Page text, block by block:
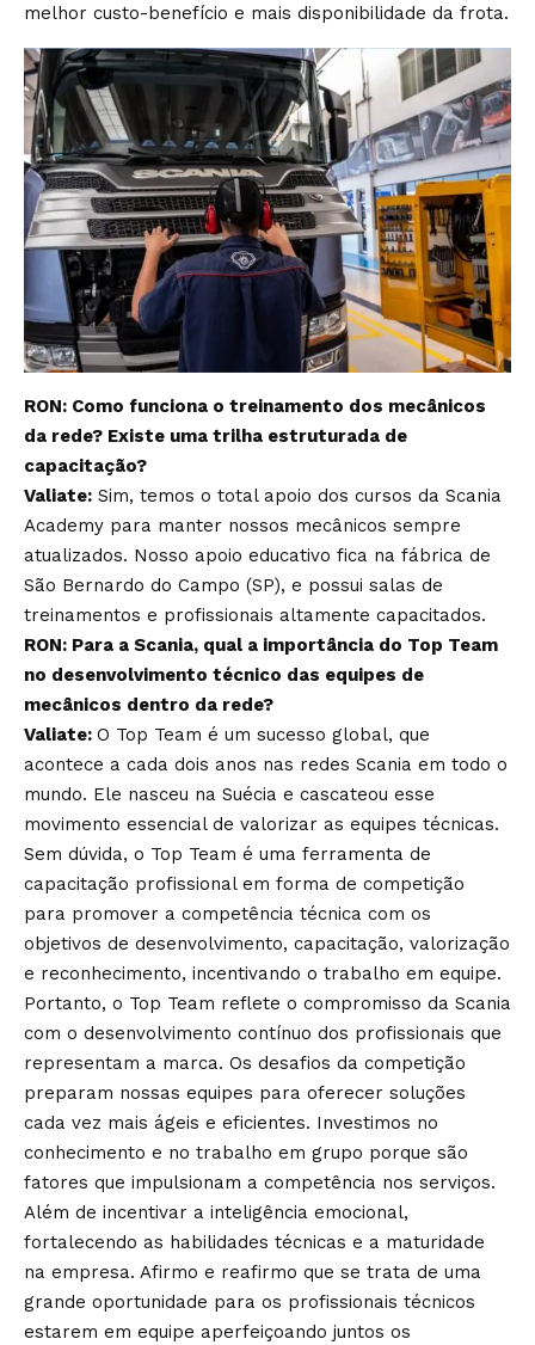
melhor custo-benefício e mais disponibilidade da frota.
RON: Como funciona o treinamento dos mecânicos
da rede? Existe uma trilha estruturada de
capacitação?
Valiate: Sim, temos o total apoio dos cursos da Scania
Academy para manter nossos mecânicos sempre
atualizados. Nosso apoio educativo fica na fábrica de
São Bernardo do Campo (SP), e possui salas de
treinamentos e profissionais altamente capacitados.
RON: Para a Scania, qual a importância do Top Team
no desenvolvimento técnico das equipes de
mecânicos dentro da rede?
Valiate: O Top Team é um sucesso global, que
acontece a cada dois anos nas redes Scania em todo o
mundo. Ele nasceu na Suécia e cascateou esse
movimento essencial de valorizar as equipes técnicas.
Sem dúvida, o Top Team é uma ferramenta de
capacitação profissional em forma de competição
para promover a competência técnica com os
objetivos de desenvolvimento, capacitação, valorização
e reconhecimento, incentivando o trabalho em equipe.
Portanto, o Top Team reflete o compromisso da Scania
com o desenvolvimento contínuo dos profissionais que
representam a marca. Os desafios da competição
preparam nossas equipes para oferecer soluções
cada vez mais ágeis e eficientes. Investimos no
conhecimento e no trabalho em grupo porque são
fatores que impulsionam a competência nos serviços.
Além de incentivar a inteligência emocional,
fortalecendo as habilidades técnicas e a maturidade
na empresa. Afirmo e reafirmo que se trata de uma
grande oportunidade para os profissionais técnicos
estarem em equipe aperfeiçoando juntos os